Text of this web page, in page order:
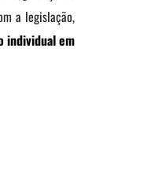
a legislação,
individual em